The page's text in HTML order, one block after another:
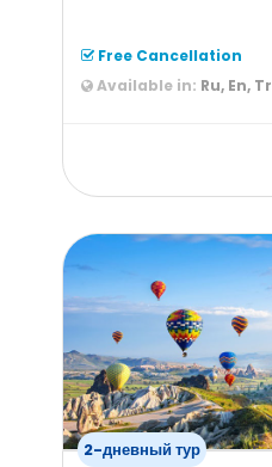
Free Cancellation
Available in: Ru, En, Tr
2-дневный тур